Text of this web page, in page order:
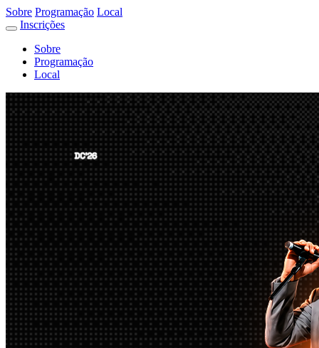
Sobre Programação Local
Inscrições
Sobre
Programação
Local